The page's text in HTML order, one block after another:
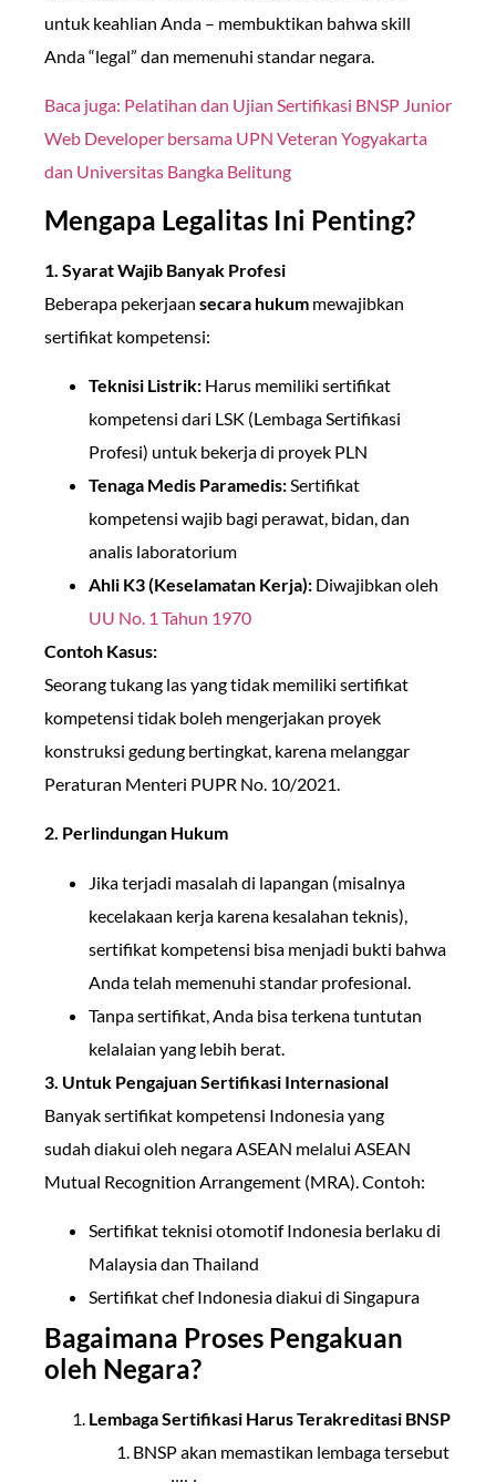
untuk keahlian Anda – membuktikan bahwa skill
Anda “legal” dan memenuhi standar negara.
Baca juga: Pelatihan dan Ujian Sertifikasi BNSP Junior
Web Developer bersama UPN Veteran Yogyakarta
dan Universitas Bangka Belitung
Mengapa Legalitas Ini Penting?
1. Syarat Wajib Banyak Profesi
Beberapa pekerjaan secara hukum mewajibkan
sertifikat kompetensi:
Teknisi Listrik: Harus memiliki sertifikat
kompetensi dari LSK (Lembaga Sertifikasi
Profesi) untuk bekerja di proyek PLN
Tenaga Medis Paramedis:Sertifikat
kompetensi wajib bagi perawat, bidan, dan
analis laboratorium
Ahli K3 (Keselamatan Kerja): Diwajibkan oleh
UU No. 1 Tahun 1970
Contoh Kasus:
Seorang tukang las yang tidak memiliki sertifikat
kompetensi tidak boleh mengerjakan proyek
konstruksi gedung bertingkat, karena melanggar
Peraturan Menteri PUPR No. 10/2021.
2. Perlindungan Hukum
Jika terjadi masalah di lapangan (misalnya
kecelakaan kerja karena kesalahan teknis),
sertifikat kompetensi bisa menjadi bukti bahwa
Anda telah memenuhi standar profesional.
Tanpa sertifikat, Anda bisa terkena tuntutan
kelalaian yang lebih berat.
3. Untuk Pengajuan Sertifikasi Internasional
Banyak sertifikat kompetensi Indonesia yang
sudah diakui oleh negara ASEAN melalui ASEAN
Mutual Recognition Arrangement (MRA). Contoh:
Sertifikat teknisi otomotif Indonesia berlaku di
Malaysia dan Thailand
Sertifikat chef Indonesia diakui di Singapura
Bagaimana Proses Pengakuan
oleh Negara?
Lembaga Sertifikasi Harus Terakreditasi BNSP
BNSP akan memastikan lembaga tersebut